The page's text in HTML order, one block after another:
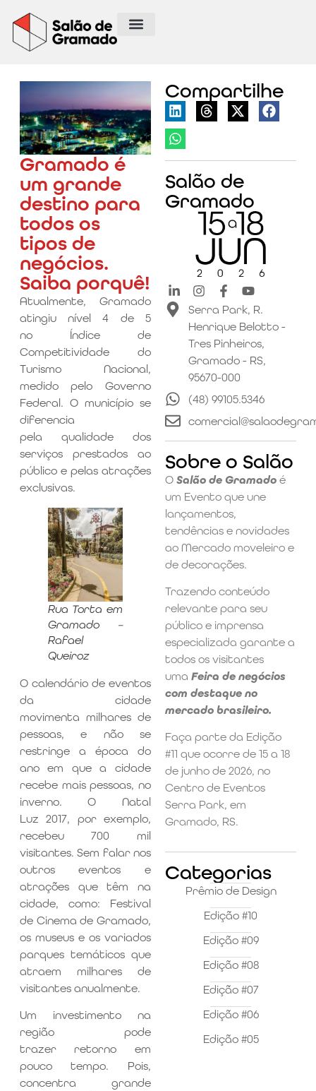
Compartilhe
Salão de
Gramado
Serra Park, R.
Henrique Belotto -
Tres Pinheiros,
Gramado - RS,
95670-000
(48) 99105.5346
Sobre o Salão
O Salão de Gramado é
um Evento que une
lançamentos,
tendências e novidades
ao Mercado moveleiro e
de decorações.
Trazendo conteúdo
relevante para seu
público e imprensa
especializada garante a
todos os visitantes
uma Feira de negócios
com destaque no
mercado brasileiro.
Faça parte da Edição
#11 que ocorre de 15 a 18
de junho de 2026, no
Centro de Eventos
Serra Park, em
Gramado, RS.
Categorias
Prêmio de Design
Edição #10
Edição #09
Edição #08
Edição #07
Edição #06
Edição #05
Gramado é
um grande
destino para
todos os
tipos de
negócios.
Saiba porquê!
Atualmente, Gramado
atingiu nível 4 de 5
no Índice de
Competitividade do
Turismo Nacional,
medido pelo Governo
Federal. O município se
diferencia
pela qualidade dos
serviços prestados ao
público e pelas atrações
exclusivas.
Rua Torta em
Gramado –
Rafael
Queiroz
O calendário de eventos
da cidade
movimenta milhares de
pessoas, e não se
restringe a época do
ano em que a cidade
recebe mais pessoas, no
inverno. O Natal
Luz 2017, por exemplo,
recebeu 700 mil
visitantes. Sem falar nos
outros eventos e
atrações que têm na
cidade, como: Festival
de Cinema de Gramado,
os museus e os variados
parques temáticos que
atraem milhares de
visitantes anualmente.
Um investimento na
região pode
trazer retorno em
pouco tempo. Pois,
concentra grande